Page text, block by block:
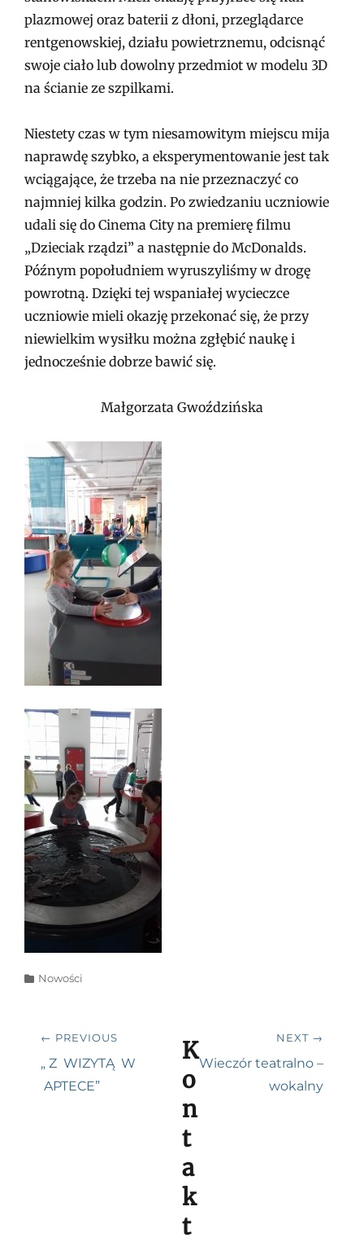
plazmowej oraz baterii z dłoni, przeglądarce
rentgenowskiej, działu powietrznemu, odcisnąć
swoje ciało lub dowolny przedmiot w modelu 3D
na ścianie ze szpilkami.
Niestety czas w tym niesamowitym miejscu mija
naprawdę szybko, a eksperymentowanie jest tak
wciągające, że trzeba na nie przeznaczyć co
najmniej kilka godzin. Po zwiedzaniu uczniowie
udali się do Cinema City na premierę filmu
„Dzieciak rządzi” a następnie do McDonalds.
Późnym popołudniem wyruszyliśmy w drogę
powrotną. Dzięki tej wspaniałej wycieczce
uczniowie mieli okazję przekonać się, że przy
niewielkim wysiłku można zgłębić naukę i
jednocześnie dobrze bawić się.
Małgorzata Gwoździńska
Categories
Nowości
Nawigacja
wpisu
← PREVIOUS
Previous
post:
„ Z WIZYTĄ W
APTECE”
NEXT →
Next
Wieczór teatralno –
wokalny
K
o
n
t
a
k
t